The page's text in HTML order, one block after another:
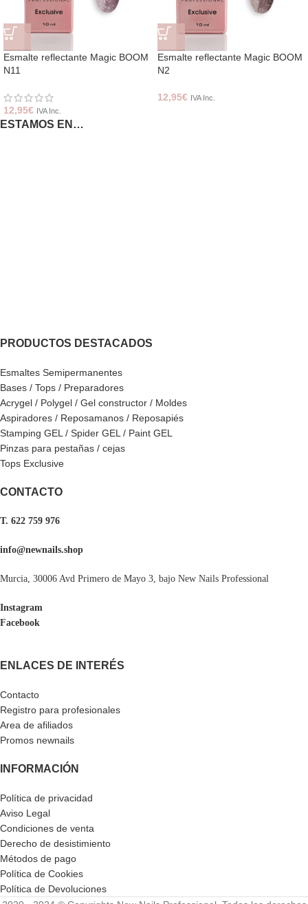
Esmalte reflectante Magic BOOM
N11
12,95€ IVA Inc.
Esmalte reflectante Magic BOOM
N2
12,95€ IVA Inc.
ESTAMOS EN…
PRODUCTOS DESTACADOS
Esmaltes Semipermanentes
Bases / Tops / Preparadores
Acrygel / Polygel / Gel constructor / Moldes
Aspiradores / Reposamanos / Reposapiés
Stamping GEL / Spider GEL / Paint GEL
Pinzas para pestañas / cejas
Tops Exclusive
CONTACTO
T. 622 759 976
info@newnails.shop
Murcia, 30006 Avd Primero de Mayo 3, bajo New Nails Professional
Instagram
Facebook
ENLACES DE INTERÉS
Contacto
Registro para profesionales
Area de afiliados
Promos newnails
INFORMACIÓN
Política de privacidad
Aviso Legal
Condiciones de venta
Derecho de desistimiento
Métodos de pago
Política de Cookies
Política de Devoluciones